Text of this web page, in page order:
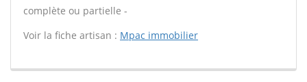
complète ou partielle -
Voir la fiche artisan : Mpac immobilier